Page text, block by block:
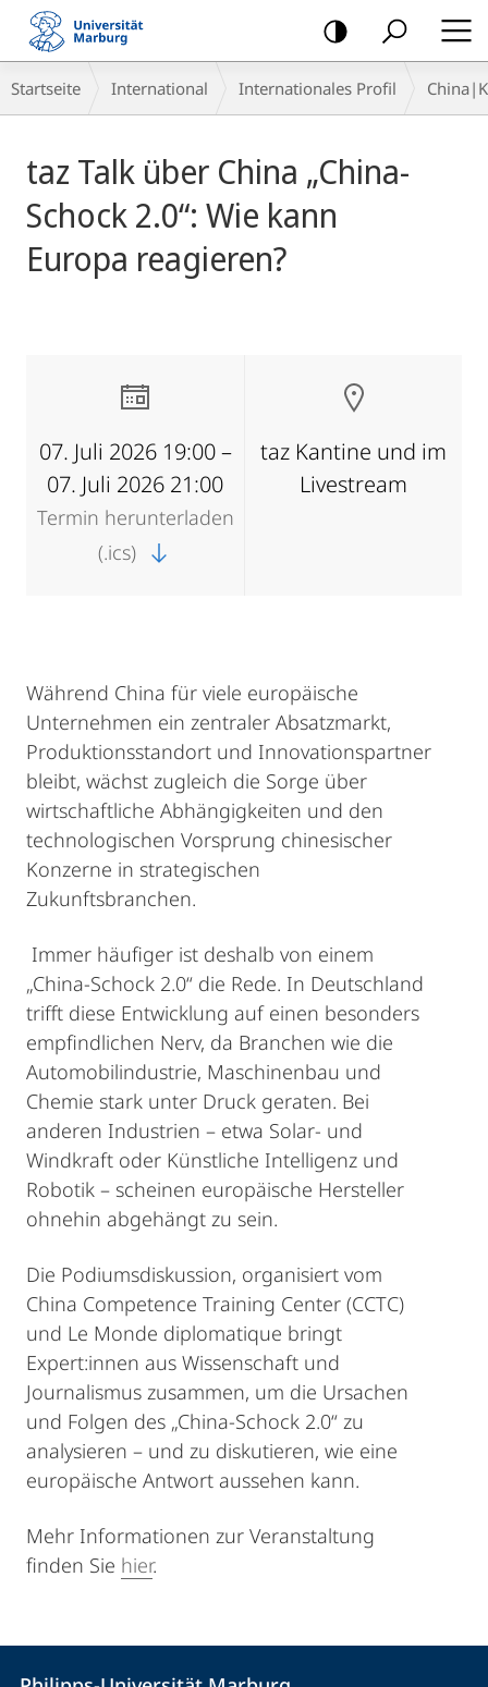
Mobile-
Navigation
Breadcrumb-
Navigation
Startseite International Internationales Profil
taz Talk über China „China-
Schock 2.0“: Wie kann
Europa reagieren?
07. Juli 2026 19:00 –
07. Juli 2026 21:00
Termin herunterladen
(.ics)
taz Kantine und im
Livestream
Während China für viele europäische
Unternehmen ein zentraler Absatzmarkt,
Produktionsstandort und Innovationspartner
bleibt, wächst zugleich die Sorge über
wirtschaftliche Abhängigkeiten und den
technologischen Vorsprung chinesischer
Konzerne in strategischen
Zukunftsbranchen.
Immer häufiger ist deshalb von einem
„China-Schock 2.0“ die Rede. In Deutschland
trifft diese Entwicklung auf einen besonders
empfindlichen Nerv, da Branchen wie die
Automobilindustrie, Maschinenbau und
Chemie stark unter Druck geraten. Bei
anderen Industrien – etwa Solar- und
Windkraft oder Künstliche Intelligenz und
Robotik – scheinen europäische Hersteller
ohnehin abgehängt zu sein.
Die Podiumsdiskussion, organisiert vom
China Competence Training Center (CCTC)
und Le Monde diplomatique bringt
Expert:innen aus Wissenschaft und
Journalismus zusammen, um die Ursachen
und Folgen des „China-Schock 2.0“ zu
analysieren – und zu diskutieren, wie eine
europäische Antwort aussehen kann.
Mehr Informationen zur Veranstaltung
finden Sie hier.
Kontakt
Kontaktinformationen